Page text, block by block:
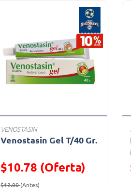
VENOSTASIN
Venostasin Gel T/40 Gr.
$10.78 (Oferta)
Precio reducido de
$12.00(Antes)